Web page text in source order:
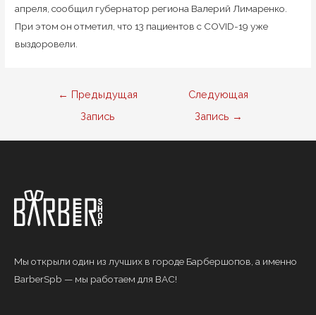
апреля, сообщил губернатор региона Валерий Лимаренко.
При этом он отметил, что 13 пациентов с COVID-19 уже
выздоровели.
Навигация
← Предыдущая
Запись
Следующая
Запись →
Мы открыли один из лучших в городе Барбершопов, а именно
BarberSpb — мы работаем для ВАС!